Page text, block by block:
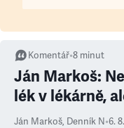
Komentář•8 minut
Ján Markoš:
lék v lékárně,
Ján Markoš, Denník N•6.